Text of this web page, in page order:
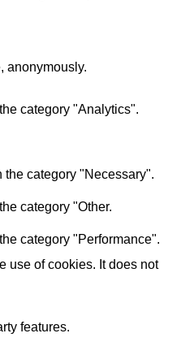
anonymously.
category "Analytics".
category "Necessary".
category "Other.
category "Performance".
use of cookies. It does not
features.